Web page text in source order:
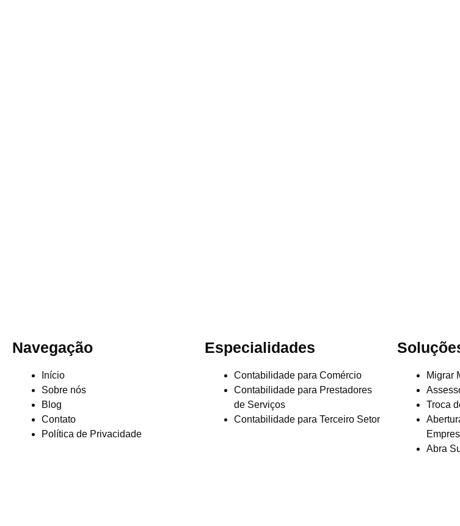
Navegação
Início
Sobre nós
Blog
Contato
Política de Privacidade
Especialidades
Contabilidade para Comércio
Contabilidade para Prestadores
de Serviços
Contabilidade para Terceiro Setor
Migrar
Troca
Abra